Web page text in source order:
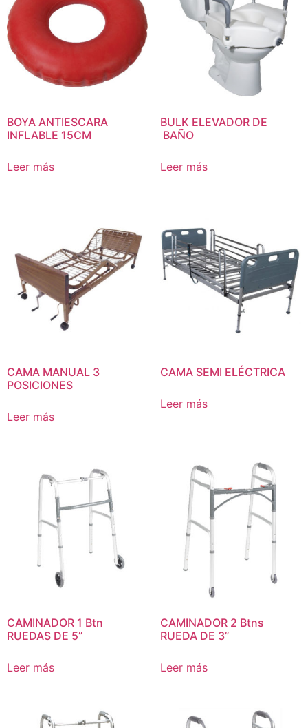
BOYA ANTIESCARA
INFLABLE 15CM
Leer más
BULK ELEVADOR DE
BAÑO
Leer más
CAMA MANUAL 3
POSICIONES
Leer más
CAMA SEMI ELÉCTRICA
Leer más
CAMINADOR 1 Btn
RUEDAS DE 5”
Leer más
CAMINADOR 2 Btns
RUEDA DE 3”
Leer más